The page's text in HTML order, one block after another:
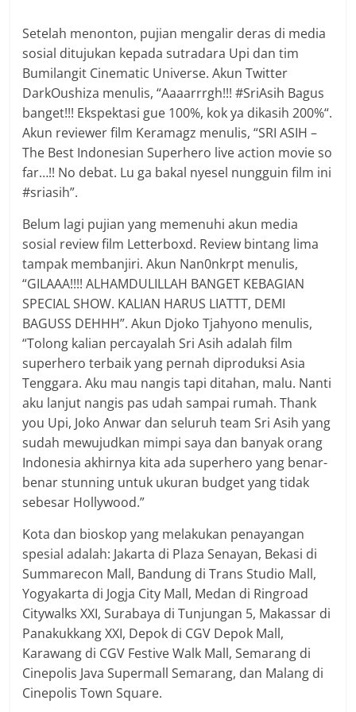
Setelah menonton, pujian mengalir deras di media
sosial ditujukan kepada sutradara Upi dan tim
Bumilangit Cinematic Universe. Akun Twitter
DarkOushiza menulis, “Aaaarrrgh!!! #SriAsih Bagus
banget!!! Ekspektasi gue 100%, kok ya dikasih 200%“.
Akun reviewer film Keramagz menulis, “SRI ASIH –
The Best Indonesian Superhero live action movie so
far…!! No debat. Lu ga bakal nyesel nungguin film ini
#sriasih”.
Belum lagi pujian yang memenuhi akun media
sosial review film Letterboxd. Review bintang lima
tampak membanjiri. Akun Nan0nkrpt menulis,
“GILAAA!!!! ALHAMDULILLAH BANGET KEBAGIAN
SPECIAL SHOW. KALIAN HARUS LIATTT, DEMI
BAGUSS DEHHH”. Akun Djoko Tjahyono menulis,
“Tolong kalian percayalah Sri Asih adalah film
superhero terbaik yang pernah diproduksi Asia
Tenggara. Aku mau nangis tapi ditahan, malu. Nanti
aku lanjut nangis pas udah sampai rumah. Thank
you Upi, Joko Anwar dan seluruh team Sri Asih yang
sudah mewujudkan mimpi saya dan banyak orang
Indonesia akhirnya kita ada superhero yang benar-
benar stunning untuk ukuran budget yang tidak
sebesar Hollywood.”
Kota dan bioskop yang melakukan penayangan
spesial adalah: Jakarta di Plaza Senayan, Bekasi di
Summarecon Mall, Bandung di Trans Studio Mall,
Yogyakarta di Jogja City Mall, Medan di Ringroad
Citywalks XXI, Surabaya di Tunjungan 5, Makassar di
Panakukkang XXI, Depok di CGV Depok Mall,
Karawang di CGV Festive Walk Mall, Semarang di
Cinepolis Java Supermall Semarang, dan Malang di
Cinepolis Town Square.